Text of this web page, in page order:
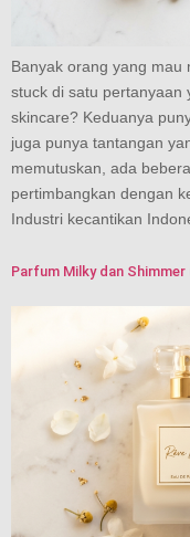
Banyak orang yang mau
stuck di satu pertanyaan
skincare? Keduanya
juga punya tantangan
memutuskan, ada
pertimbangkan dengan
Industri kecantikan
Parfum Milky dan